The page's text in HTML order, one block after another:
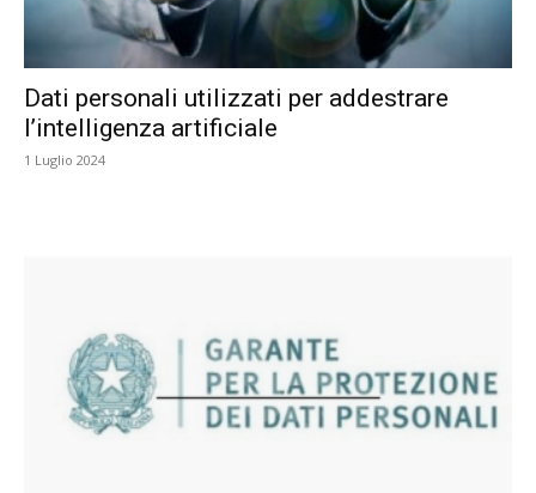
Dati personali utilizzati per addestrare
l’intelligenza artificiale
1 Luglio 2024